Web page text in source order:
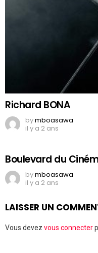
Richard BONA
bymboasawa
il y a 2 ans
Boulevard du
bymboasawa
il y a 2 ans
LAISSER UN
Vous devez vous connecter